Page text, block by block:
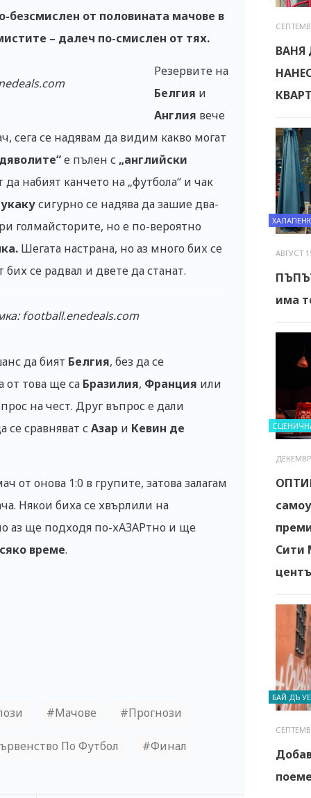
безсмислен от половината мачове в
– далеч по-смислен от тях.
Резервите на
Белгия и
Англия вече
сега се надявам да видим какво могат
е пълен с „английски
набият канчето на „футбола“ и чак
сигурно се надява да зашие два-
голмайсторите, но е по-вероятно
Шегата настрана, но аз много бих се
се радвал и двете да станат.
football.enedeals.com
да бият Белгия, без да се
от това ще са Бразилия, Франция или
на чест. Друг въпрос е дали
се сравняват сАзар и Кевин де
от онова 1:0 в групите, затова залагам
Някои биха се хвърлили на
аз ще подходя по-хАЗАРтно и ще
време.
Мачове Прогнози
По Футбол Финал
ВАНЯ
АВГУСТ
има
Сити
БАЙ ДЪ